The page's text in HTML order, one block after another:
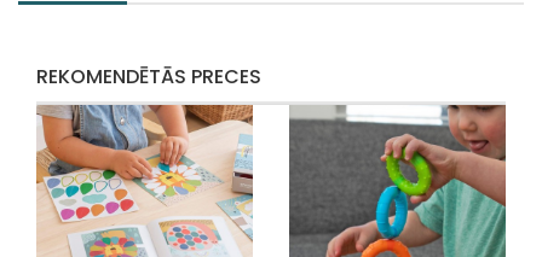
REKOMENDĒTĀS PRECES